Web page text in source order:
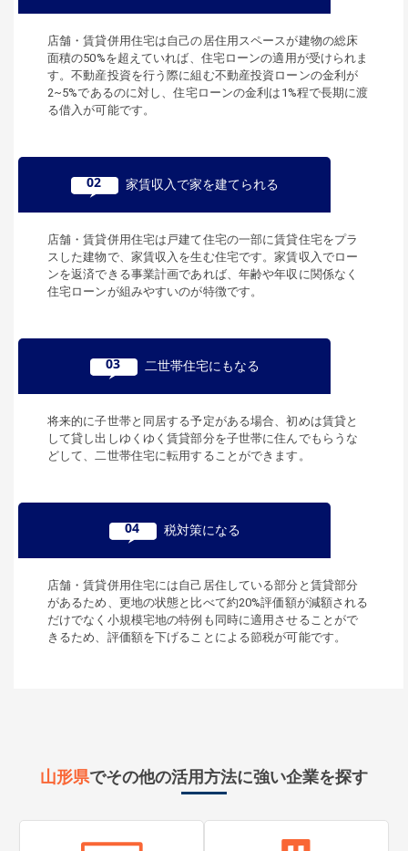
店舗・賃貸併用住宅は自己の居住用スペースが建物の総床
面積の50%を超えていれば、住宅ローンの適用が受けられま
す。不動産投資を行う際に組む不動産投資ローンの金利が
2~5%であるのに対し、住宅ローンの金利は1%程で長期に渡
る借入が可能です。
02 家賃収入で家を建てられる
店舗・賃貸併用住宅は戸建て住宅の一部に賃貸住宅をプラ
スした建物で、家賃収入を生む住宅です。家賃収入でロー
ンを返済できる事業計画であれば、年齢や年収に関係なく
住宅ローンが組みやすいのが特徴です。
03 二世帯住宅にもなる
将来的に子世帯と同居する予定がある場合、初めは賃貸と
して貸し出しゆくゆく賃貸部分を子世帯に住んでもらうな
どして、二世帯住宅に転用することができます。
04 税対策になる
店舗・賃貸併用住宅には自己居住している部分と賃貸部分
があるため、更地の状態と比べて約20%評価額が減額される
だけでなく小規模宅地の特例も同時に適用させることがで
きるため、評価額を下げることによる節税が可能です。
山形県でその他の活用方法に強い企業を探す